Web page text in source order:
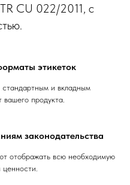
CU 022/2011, с
этикеток
и вкладным
продукта.
законодательства
отображать всю необходимую